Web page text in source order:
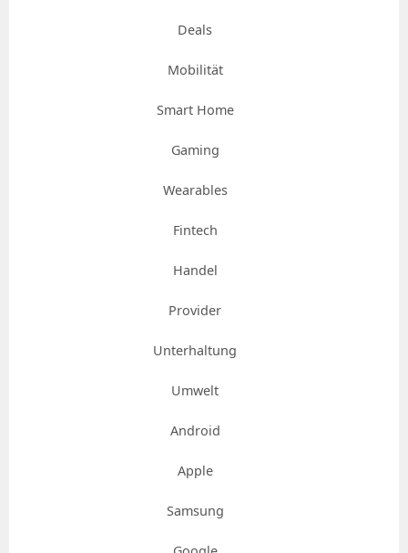
Deals
Mobilität
Smart Home
Gaming
Wearables
Fintech
Handel
Provider
Unterhaltung
Umwelt
Android
Apple
Samsung